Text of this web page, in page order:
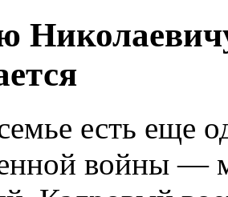
есть еще
войны —